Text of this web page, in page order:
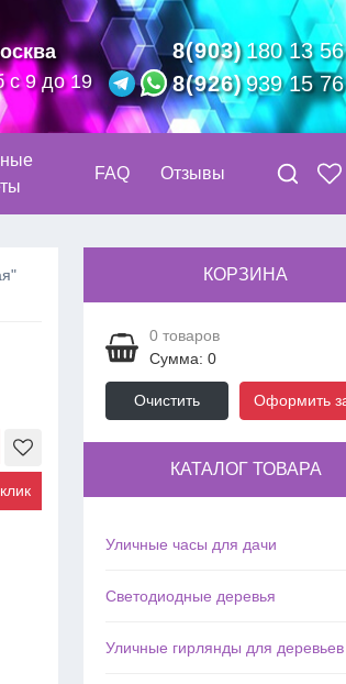
с 9 до 19
8(903)180 13 56
8(926)939 15 76
FAQ Отзывы
КОРЗИНА
0товаров
Сумма: 0
Очистить Оформить
КАТАЛОГ ТОВАРА
Уличные часы для дачи
Светодиодные деревья
Уличные гирлянды для деревьев